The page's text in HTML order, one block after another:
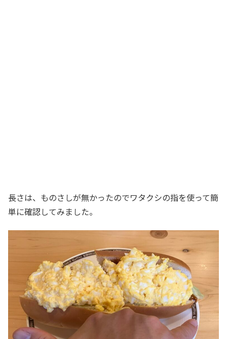
長さは、ものさしが無かったのでワタクシの指を使って簡
単に確認してみました。